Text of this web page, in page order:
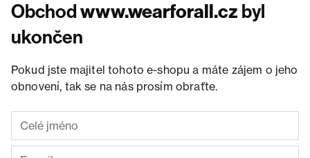
Obchodwww.wearforall.cz byl
ukončen
Pokud jste majitel tohoto e-shopu a máte zájem o jeho
obnovení, tak se na nás prosím obraťte.